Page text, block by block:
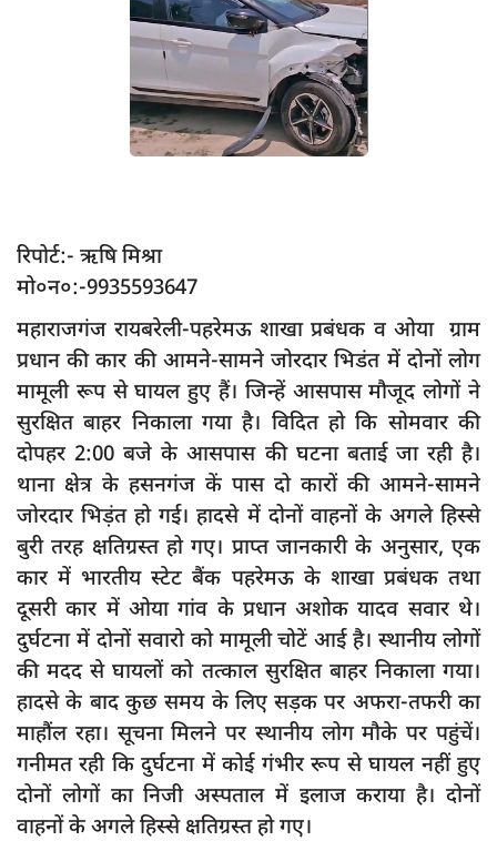
सामाजिक
latest
प्रशासनिक
दुर्घटना
editors-pick
other
Login
Register
English
रिपोर्ट:- ऋषि मिश्रा
मो०न०:-9935593647
महाराजगंज रायबरेली-पहरेमऊ शाखा प्रबंधक व ओया ग्राम
प्रधान की कार की आमने-सामने जोरदार भिडंत में दोनों लोग
मामूली रूप से घायल हुए हैं। जिन्हें आसपास मौजूद लोगों ने
सुरक्षित बाहर निकाला गया है। विदित हो कि सोमवार की
दोपहर 2:00 बजे के आसपास की घटना बताई जा रही है।
थाना क्षेत्र के हसनगंज कें पास दो कारों की आमने-सामने
जोरदार भिड़ंत हो गई। हादसे में दोनों वाहनों के अगले हिस्से
बुरी तरह क्षतिग्रस्त हो गए। प्राप्त जानकारी के अनुसार, एक
कार में भारतीय स्टेट बैंक पहरेमऊ के शाखा प्रबंधक तथा
दूसरी कार में ओया गांव के प्रधान अशोक यादव सवार थे।
दुर्घटना में दोनों सवारो को मामूली चोटें आई है। स्थानीय लोगों
की मदद से घायलों को तत्काल सुरक्षित बाहर निकाला गया।
हादसे के बाद कुछ समय के लिए सड़क पर अफरा-तफरी का
माहौंल रहा। सूचना मिलने पर स्थानीय लोग मौके पर पहुंचें।
गनीमत रही कि दुर्घटना में कोई गंभीर रूप से घायल नहीं हुए
दोनों लोगों का निजी अस्पताल में इलाज कराया है। दोनों
वाहनों के अगले हिस्से क्षतिग्रस्त हो गए।